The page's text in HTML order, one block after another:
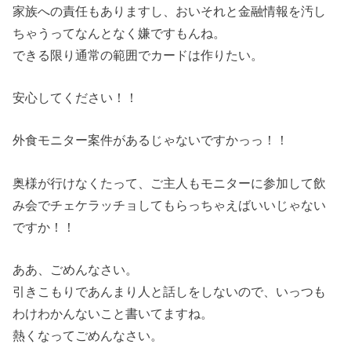
家族への責任もありますし、おいそれと金融情報を汚し
ちゃうってなんとなく嫌ですもんね。
できる限り通常の範囲でカードは作りたい。
安心してください！！
外食モニター案件があるじゃないですかっっ！！
奥様が行けなくたって、ご主人もモニターに参加して飲
み会でチェケラッチョしてもらっちゃえばいいじゃない
ですか！！
ああ、ごめんなさい。
引きこもりであんまり人と話しをしないので、いっつも
わけわかんないこと書いてますね。
熱くなってごめんなさい。